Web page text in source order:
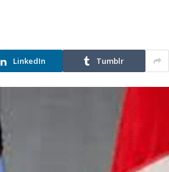
LinkedIn Tumblr